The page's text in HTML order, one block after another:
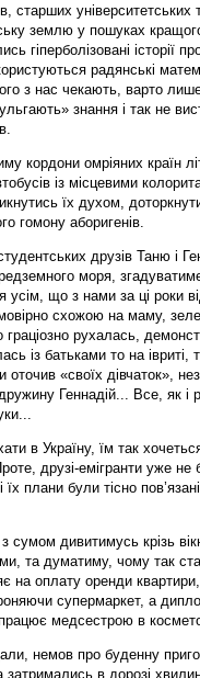
старших університетських
землю у пошуках
гіперболізовані історії
радянські
з нас чекають, варто
знання і так не
кордони омріяних країн
із місцевими
їх духом,
гомону аборигенів.
друзів Таню і
моря,
усім, що з нами за ці роки
схожою на маму,
рухалась,
із батьками то на івриті,
оточив «своїх дівчаток»,
Геннадій... Все, як і
в Україну, їм так
друзі-емігранти уже не
плани були тісно
сумом дивитимусь крізь
та думатиму, чому так
на оплату оренди
супермаркет, а
медсестрою в
немов про буденну
затримались в дорозі